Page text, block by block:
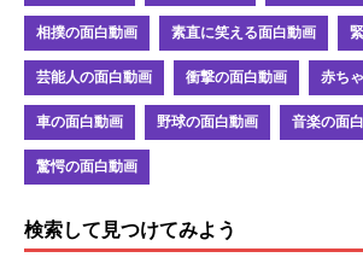
相撲の面白動画 素直に笑える面白動画
芸能人の面白動画 衝撃の面白動画 赤ち
車の面白動画 野球の面白動画 音楽の面
驚愕の面白動画
検索して見つけてみよう